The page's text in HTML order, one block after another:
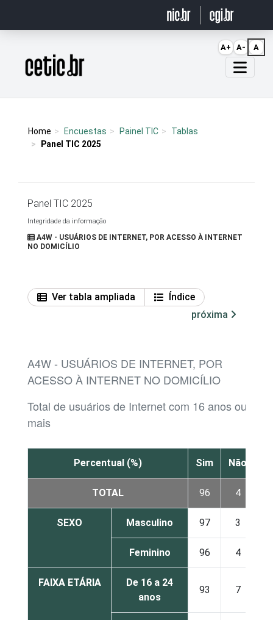
Página inicial
Home Encuestas Painel TIC
Tablas
Panel TIC 2025
Panel TIC 2025
Integridade da informação
A4W - USUÁRIOS DE INTERNET, POR ACESSO À INTERNET
NO DOMICÍLIO
Ver tabla ampliada
Índice
próxima
A4W - USUÁRIOS DE INTERNET, POR
ACESSO À INTERNET NO DOMICÍLIO
Total de usuários de Internet com 16 anos ou
mais
Percentual (%) Sim Não
TOTAL 96 4
SEXO Masculino 97 3
Feminino 96 4
FAIXA ETÁRIA
De 16 a 24
anos
93 7
A+ A- A